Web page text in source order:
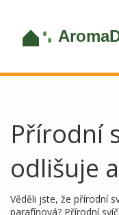
Přírodní
odlišuje
Věděli jste, že přírodní
parafínová? Přírodní